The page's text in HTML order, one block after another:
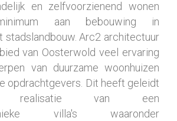
en zelfvoorzienend wonen
aan bebouwing in
stadslandbouw. Arc2 architectuur
van Oosterwold veel ervaring
van duurzame woonhuizen
opdrachtgevers. Dit heeft geleidt
van een
villa's waaronder